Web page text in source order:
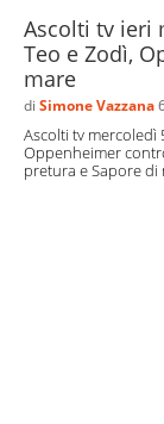
Ascolti tv ieri
Teo e Zodì,
mare
di Simone Vazzana
Ascolti tv mercoledì
Oppenheimer
pretura e Sapore di